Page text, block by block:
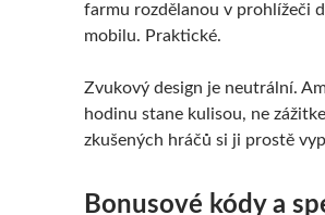
farmu rozdělanou v prohlížeči
mobilu. Praktické.
Zvukový design je neutrální.
hodinu stane kulisou, ne
zkušených hráčů si ji prostě
Bonusové kódy a